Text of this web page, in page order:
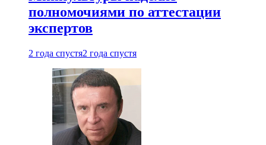
полномочиями по аттестации
экспертов
2 года спустя2 года спустя